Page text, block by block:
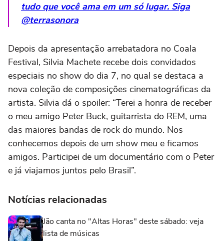
tudo que você ama em um só lugar. Siga
@terrasonora
Depois da apresentação arrebatadora no Coala
Festival, Silvia Machete recebe dois convidados
especiais no show do dia 7, no qual se destaca a
nova coleção de composições cinematográficas da
artista. Silvia dá o spoiler: “Terei a honra de receber
o meu amigo Peter Buck, guitarrista do REM, uma
das maiores bandas de rock do mundo. Nos
conhecemos depois de um show meu e ficamos
amigos. Participei de um documentário com o Peter
e já viajamos juntos pelo Brasil”.
Notícias relacionadas
Jão canta no "Altas Horas" deste sábado: veja
lista de músicas